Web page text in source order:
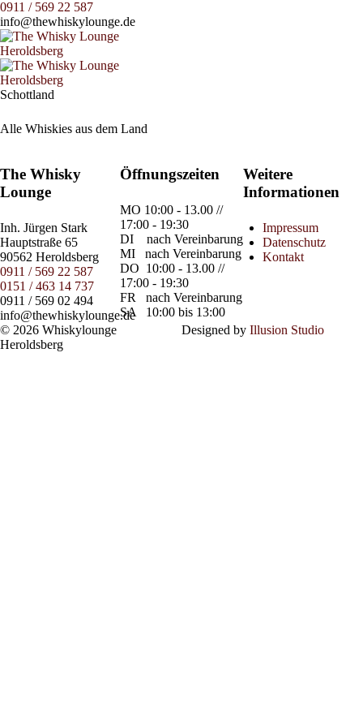
0911 / 569 22 587
info@thewhiskylounge.de
Schottland
Alle Whiskies aus dem Land
The Whisky
Lounge
Inh. Jürgen Stark
Hauptstraße 65
90562 Heroldsberg
0911 / 569 22 587
0151 / 463 14 737
0911 / 569 02 494
info@thewhiskylounge.de
Öffnungszeiten
MO 10:00 - 13.00 //
17:00 - 19:30
DI
nach Vereinbarung
MI
nach Vereinbarung
DO 10:00 - 13.00 //
17:00 - 19:30
FR
nach Vereinbarung
SA
10:00 bis 13:00
Weitere
Informationen
Impressum
Datenschutz
Kontakt
© 2026 Whiskylounge
Heroldsberg
Designed by Illusion Studio